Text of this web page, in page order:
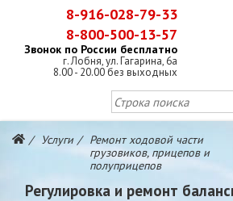
8-916-028-79-33
8-800-500-13-57
Звонок по России бесплатно
г. Лобня, ул. Гагарина, 6а
8.00 - 20.00 без выходных
Услуги
Ремонт ходовой части
грузовиков, прицепов и
полуприцепов
Регулировка и ремонт